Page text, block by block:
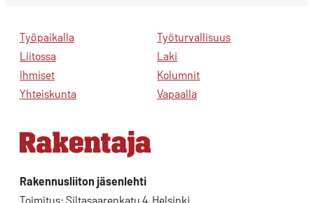
Työpaikalla
Liitossa
Ihmiset
Yhteiskunta
Työturvallisuus
Laki
Kolumnit
Vapaalla
Rakennusliiton jäsenlehti
Toimitus: Siltasaarenkatu 4, Helsinki